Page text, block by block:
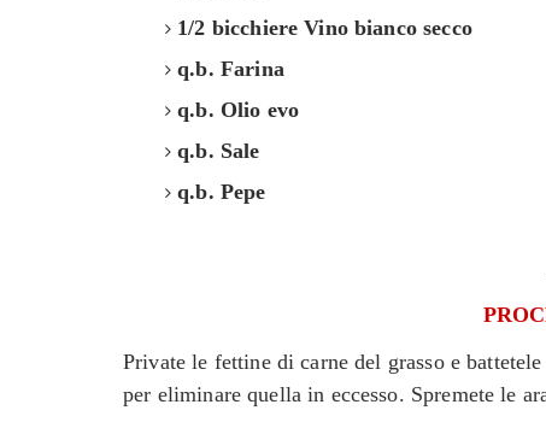
1/2 bicchiere Vino bianco secco
q.b. Farina
q.b. Olio evo
q.b. Sale
q.b. Pepe
Private le fettine di carne del grasso e
per eliminare quella in eccesso. Spremete le